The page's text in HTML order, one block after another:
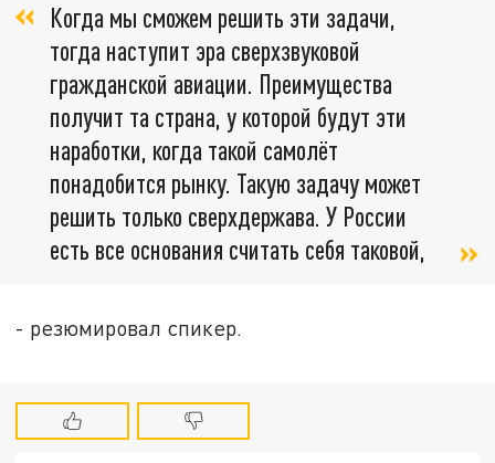
Когда мы сможем решить эти задачи,
тогда наступит эра сверхзвуковой
гражданской авиации. Преимущества
получит та страна, у которой будут эти
наработки, когда такой самолёт
понадобится рынку. Такую задачу может
решить только сверхдержава. У России
есть все основания считать себя таковой,
- резюмировал спикер.